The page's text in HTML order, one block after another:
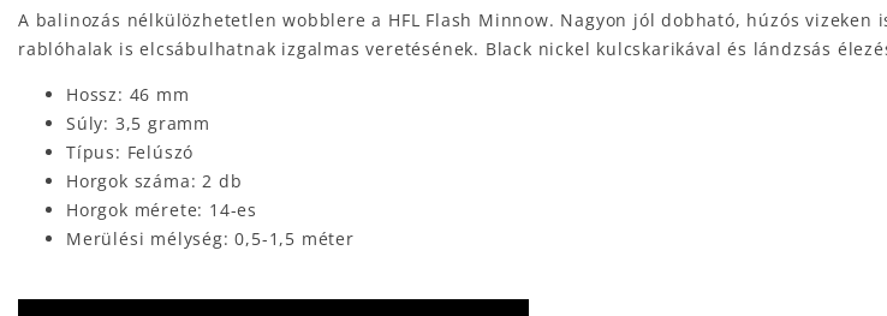
A balinozás nélkülözhetetlen wobblere a HFL Flash Minnow. Nagyon jól dobható, húzós
rablóhalak is elcsábulhatnak izgalmas veretésének. Black nickel kulcskarikával és lándzsás
Hossz: 46 mm
Súly: 3,5 gramm
Típus: Felúszó
Horgok száma: 2 db
Horgok mérete: 14-es
Merülési mélység: 0,5-1,5 méter